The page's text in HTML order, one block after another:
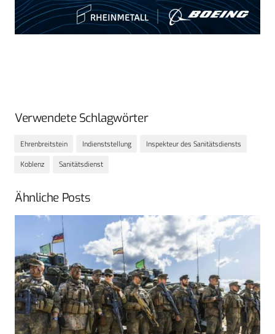
Verwendete Schlagwörter
Ehrenbreitstein Indienststellung
Inspekteur des Sanitätsdiensts
Koblenz
Sanitätsdienst
Ähnliche Posts